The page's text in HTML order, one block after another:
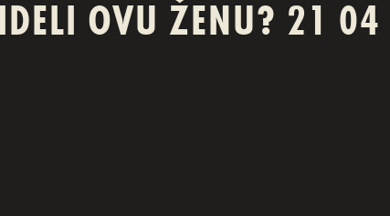
OVU ŽENU? 21 04